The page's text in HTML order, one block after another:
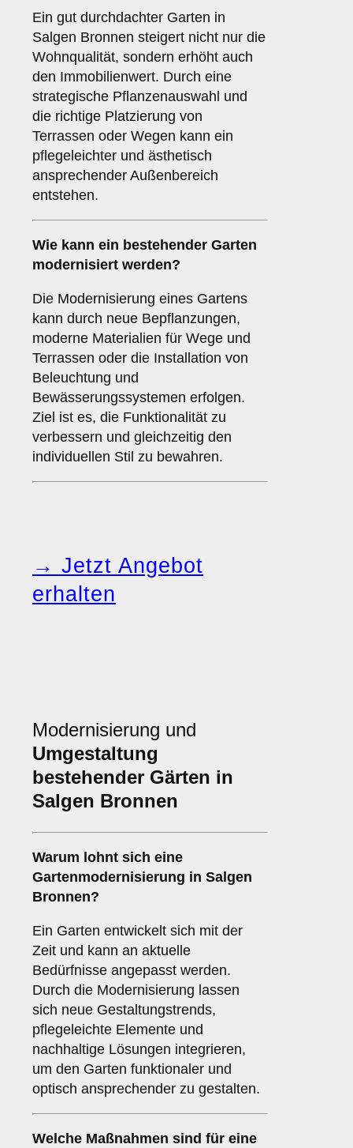
Ein gut durchdachter Garten in
Salgen Bronnen steigert nicht nur die
Wohnqualität, sondern erhöht auch
den Immobilienwert. Durch eine
strategische Pflanzenauswahl und
die richtige Platzierung von
Terrassen oder Wegen kann ein
pflegeleichter und ästhetisch
ansprechender Außenbereich
entstehen.
Wie kann ein bestehender Garten
modernisiert werden?
Die Modernisierung eines Gartens
kann durch neue Bepflanzungen,
moderne Materialien für Wege und
Terrassen oder die Installation von
Beleuchtung und
Bewässerungssystemen erfolgen.
Ziel ist es, die Funktionalität zu
verbessern und gleichzeitig den
individuellen Stil zu bewahren.
→ Jetzt Angebot
erhalten
Modernisierung und
Umgestaltung
bestehender Gärten in
Salgen Bronnen
Warum lohnt sich eine
Gartenmodernisierung in Salgen
Bronnen?
Ein Garten entwickelt sich mit der
Zeit und kann an aktuelle
Bedürfnisse angepasst werden.
Durch die Modernisierung lassen
sich neue Gestaltungstrends,
pflegeleichte Elemente und
nachhaltige Lösungen integrieren,
um den Garten funktionaler und
optisch ansprechender zu gestalten.
Welche Maßnahmen sind für eine